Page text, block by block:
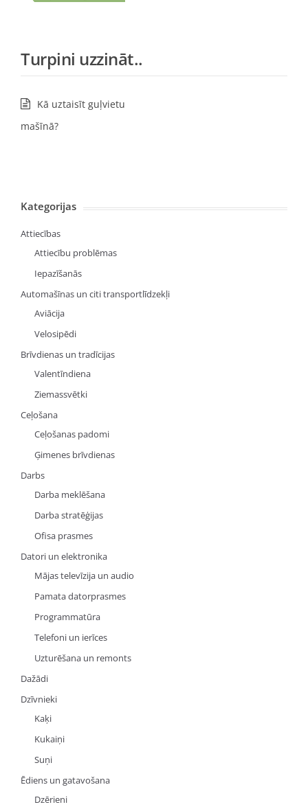
Turpini uzzināt..
Kā uztaisīt guļvietu
mašīnā?
Kategorijas
Attiecības
Attiecību problēmas
Iepazīšanās
Automašīnas un citi transportlīdzekļi
Aviācija
Velosipēdi
Brīvdienas un tradīcijas
Valentīndiena
Ziemassvētki
Ceļošana
Ceļošanas padomi
Ģimenes brīvdienas
Darbs
Darba meklēšana
Darba stratēģijas
Ofisa prasmes
Datori un elektronika
Mājas televīzija un audio
Pamata datorprasmes
Programmatūra
Telefoni un ierīces
Uzturēšana un remonts
Dažādi
Dzīvnieki
Kaķi
Kukaiņi
Suņi
Ēdiens un gatavošana
Dzērieni